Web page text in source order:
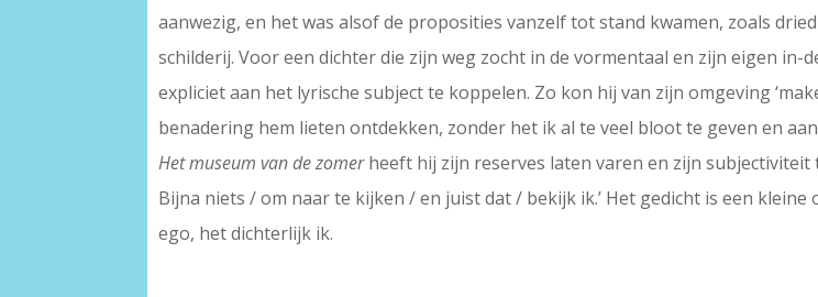
aanwezig, en het was alsof de proposities vanzelf tot stand kwamen, zoals
schilderij. Voor een dichter die zijn weg zocht in de vormentaal en zijn eigen
expliciet aan het lyrische subject te koppelen. Zo kon hij van zijn omgeving
benadering hem lieten ontdekken, zonder het ik al te veel bloot te geven en
Het museum van de zomerheeft hij zijn reserves laten varen en zijn
Bijna niets / om naar te kijken / en juist dat / bekijk ik.’ Het gedicht is een
ego, het dichterlijk ik.